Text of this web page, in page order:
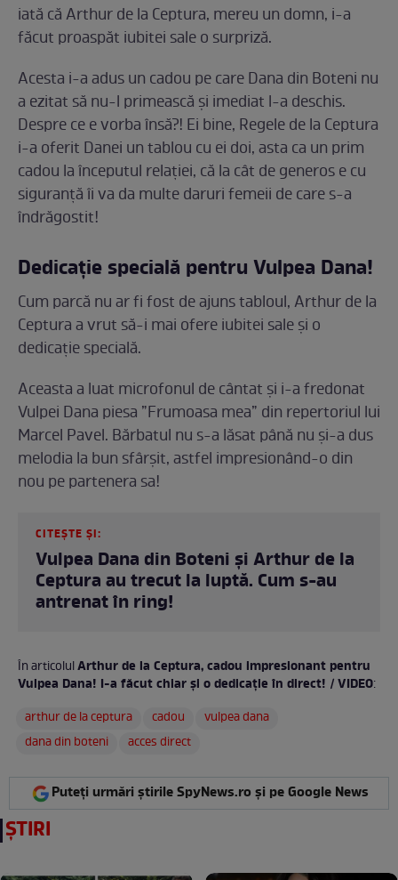
iată că Arthur de la Ceptura, mereu un domn, i-a
făcut proaspăt iubitei sale o surpriză.
Acesta i-a adus un cadou pe care Dana din Boteni nu
a ezitat să nu-l primească și imediat l-a deschis.
Despre ce e vorba însă?! Ei bine, Regele de la Ceptura
i-a oferit Danei un tablou cu ei doi, asta ca un prim
cadou la începutul relației, că la cât de generos e cu
siguranță îi va da multe daruri femeii de care s-a
îndrăgostit!
Dedicație specială pentru Vulpea Dana!
Cum parcă nu ar fi fost de ajuns tabloul, Arthur de la
Ceptura a vrut să-i mai ofere iubitei sale și o
dedicație specială.
Aceasta a luat microfonul de cântat și i-a fredonat
Vulpei Dana piesa ”Frumoasa mea” din repertoriul lui
Marcel Pavel. Bărbatul nu s-a lăsat până nu și-a dus
melodia la bun sfârșit, astfel impresionând-o din
nou pe partenera sa!
CITEȘTE ȘI:
Vulpea Dana din Boteni și Arthur de la
Ceptura au trecut la luptă. Cum s-au
antrenat în ring!
În articolulArthur de la Ceptura, cadou impresionant pentru
Vulpea Dana! I-a făcut chiar și o dedicație în direct! / VIDEO:
arthur de la ceptura
cadou
vulpea dana
dana din boteni
acces direct
Puteți urmări știrile SpyNews.ro și pe Google News
ȘTIRI